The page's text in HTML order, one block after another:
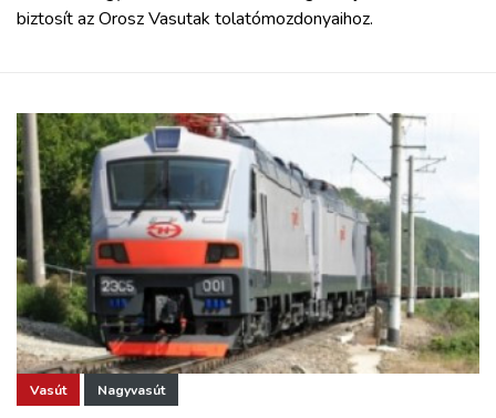
biztosít az Orosz Vasutak tolatómozdonyaihoz.
Vasút Nagyvasút